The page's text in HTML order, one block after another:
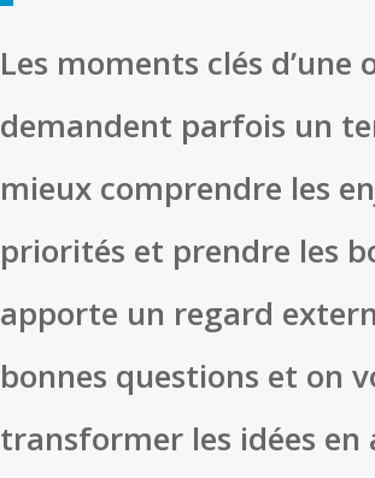
Les moments clés d’une
demandent parfois un
mieux comprendre les
priorités et prendre les
apporte un regard
bonnes questions et on
transformer les idées en